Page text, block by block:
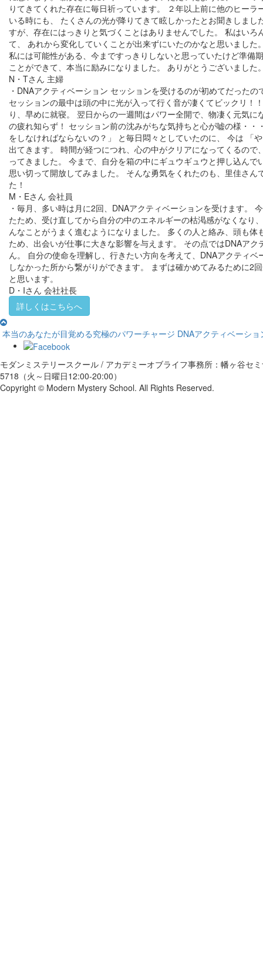
りてきてくれた存在に毎日祈っています。 ２年以上前に他のヒーラ
いる時にも、 たくさんの光が降りてきて眩しかったとお聞きしまし
すが、存在にはっきりと気づくことはありませんでした。 私はいろ
て、 あれから変化していくことが出来ずにいたのかなと思いました
私には可能性がある、今まですっきりしないと思っていたけど準備
ことができて、本当に励みになりました。 ありがとうございました
N・Tさん 主婦
・DNAアクティベーション セッションを受けるのが初めてだった
セッションの最中は頭の中に光が入って行く音が凄くてビックリ！
り、早めに就寝。 翌日からの一週間はパワー全開で、物凄く元気に
の疲れ知らず！ セッション前の沈みがちな気持ちと心が嘘の様・・
をしなければならないの？」 と毎日悶々としていたのに、 今は 「
出てきます。 時間が経つにつれ、心の中がクリアになってくるので
ってきました。 今まで、自分を箱の中にギュウギュウと押し込んで
思い切って開放してみました。 そんな勇気をくれたのも、里佳さん
た！
M・Eさん 会社員
・毎月、多い時は月に2回、DNAアクティベーションを受けます。
たため、受け直してから自分の中のエネルギーの枯渇感がなくなり
んなことがうまく進むようになりました。 多くの人と絡み、頭も体
ため、出会いが仕事に大きな影響を与えます。 その点ではDNAアク
ん。 自分の使命を理解し、行きたい方向を考えて、DNAアクティベ
しなかった所から繋がりができます。 まずは確かめてみるために2
と思います。
D・Iさん 会社社長
詳しくはこちらへ
本当のあなたが目覚める究極のパワーチャージ DNAアクティベーシ
モダンミステリースクール / アカデミーオブライフ事務所：幡ヶ谷セ
5718（火～日曜日12:00-20:00）
Copyright © Modern Mystery School. All Rights Reserved.